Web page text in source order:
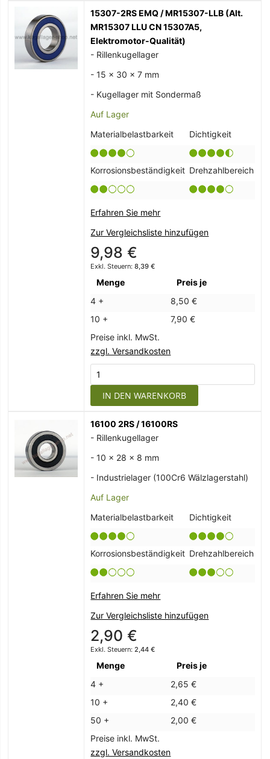
15307-2RS EMQ / MR15307-LLB (Alt.
MR15307 LLU CN 15307A5,
Elektromotor-Qualität)
- Rillenkugellager
- 15 x 30 x 7 mm
- Kugellager mit Sondermaß
Auf Lager
Materialbelastbarkeit
Dichtigkeit
Korrosionsbeständigkeit Drehzahlbereich
Erfahren Sie mehr
Zur Vergleichsliste hinzufügen
9,98 €
8,39 €
Menge
Preis je
4 +
8,50 €
10 +
7,90 €
Preise inkl. MwSt.
zzgl. Versandkosten
IN DEN WARENKORB
16100 2RS / 16100RS
- Rillenkugellager
- 10 x 28 x 8 mm
- Industrielager (100Cr6 Wälzlagerstahl)
Auf Lager
Materialbelastbarkeit
Dichtigkeit
Korrosionsbeständigkeit Drehzahlbereich
Erfahren Sie mehr
Zur Vergleichsliste hinzufügen
2,90 €
2,44 €
Menge
Preis je
4 +
2,65 €
10 +
2,40 €
50 +
2,00 €
Preise inkl. MwSt.
zzgl. Versandkosten